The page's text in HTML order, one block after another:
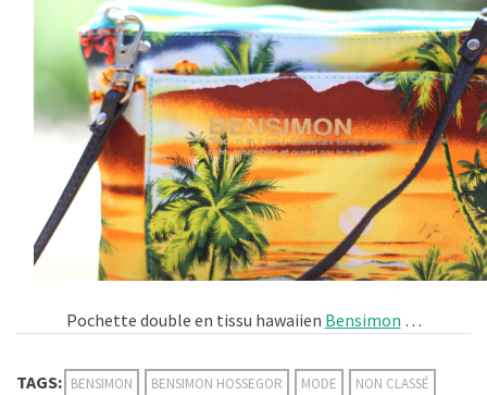
Pochette double en tissu hawaiien Bensimon …
TAGS: BENSIMON BENSIMON HOSSEGOR MODE
NON CLASSÉ